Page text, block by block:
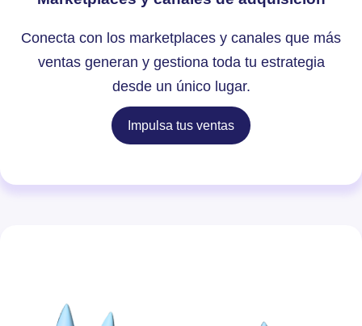
Conecta con los marketplaces y canales que más
ventas generan y gestiona toda tu estrategia
desde un único lugar.
Impulsa tus ventas